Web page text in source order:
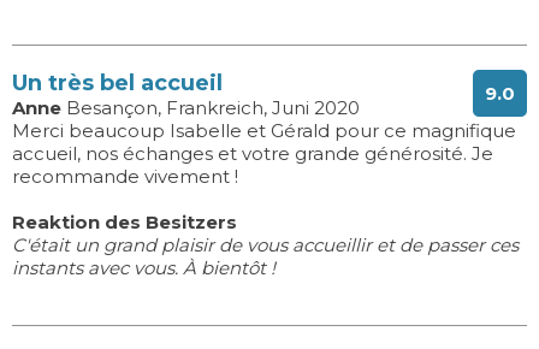
9.0
Un très bel accueil
Anne Besançon, Frankreich, Juni 2020
Merci beaucoup Isabelle et Gérald pour ce magnifique
accueil, nos échanges et votre grande générosité. Je
recommande vivement !
Reaktion des Besitzers
C'était un grand plaisir de vous accueillir et de passer ces
instants avec vous. À bientôt !